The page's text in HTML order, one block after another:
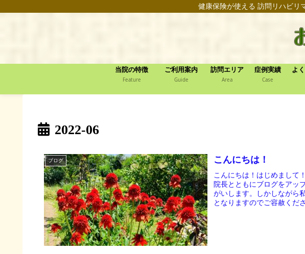
健康保険が使える 訪問リハビリ
当院の特徴
Feature
ご利用案内
Guide
訪問エリア
Area
症例実績
Case
よ
2022-06
ブログ こんにちは！
こんにちは！はじめまして
院長とともにブログをアッ
がいします。しかしながら
となりますのでご容赦くだ